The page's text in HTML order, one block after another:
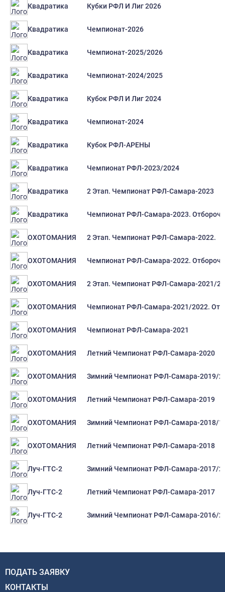
Квадратика Кубки РФЛ И Лиг 2026
Квадратика Чемпионат-2026
Квадратика Чемпионат-2025/2026
Квадратика Чемпионат-2024/2025
Квадратика Кубок РФЛ И Лиг 2024
Квадратика Чемпионат-2024
Квадратика Кубок РФЛ-АРЕНЫ
Квадратика Чемпионат РФЛ-2023/2024
Квадратика 2 Этап. Чемпионат РФЛ-Самара-2023
Квадратика Чемпионат РФЛ-Самара-2023.
ОХОТОМАНИЯ 2 Этап. Чемпионат РФЛ-Самара-2022.
ОХОТОМАНИЯ Чемпионат РФЛ-Самара-2022.
ОХОТОМАНИЯ 2 Этап. Чемпионат РФЛ-Самара-2021/
ОХОТОМАНИЯ Чемпионат РФЛ-Самара-2021/2022.
ОХОТОМАНИЯ Чемпионат РФЛ-Самара-2021
ОХОТОМАНИЯ Летний Чемпионат РФЛ-Самара-2020
ОХОТОМАНИЯ Зимний Чемпионат РФЛ-Самара-2019/
ОХОТОМАНИЯ Летний Чемпионат РФЛ-Самара-2019
ОХОТОМАНИЯ Зимний Чемпионат РФЛ-Самара-2018/
ОХОТОМАНИЯ Летний Чемпионат РФЛ-Самара-2018
Луч-ГТС-2 Зимний Чемпионат РФЛ-Самара-2017/
Луч-ГТС-2 Летний Чемпионат РФЛ-Самара-2017
Луч-ГТС-2 Зимний Чемпионат РФЛ-Самара-2016/
ПОДАТЬ ЗАЯВКУ
КОНТАКТЫ